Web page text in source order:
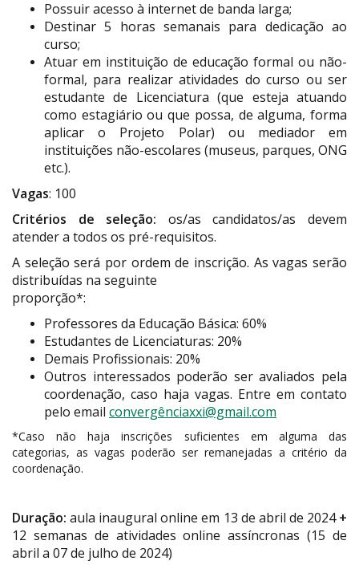
Possuir acesso à internet de banda larga;
Destinar 5 horas semanais para dedicação ao
curso;
Atuar em instituição de educação formal ou não-
formal, para realizar atividades do curso ou ser
estudante de Licenciatura (que esteja atuando
como estagiário ou que possa, de alguma, forma
aplicar o Projeto Polar) ou mediador em
instituições não-escolares (museus, parques, ONG
etc.).
Vagas: 100
Critérios de seleção: os/as candidatos/as devem
atender a todos os pré-requisitos.
A seleção será por ordem de inscrição. As vagas serão
distribuídas na seguinte
proporção*:
Professores da Educação Básica: 60%
Estudantes de Licenciaturas: 20%
Demais Profissionais: 20%
Outros interessados poderão ser avaliados pela
coordenação, caso haja vagas. Entre em contato
pelo email convergênciaxxi@gmail.com
*Caso não haja inscrições suficientes em alguma das
categorias, as vagas poderão ser remanejadas a critério da
coordenação.
Duração:aula inaugural online em 13 de abril de 2024+
12 semanas de atividades online assíncronas (15 de
abril a 07 de julho de 2024)